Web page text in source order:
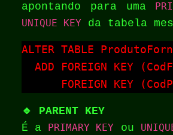
apontando para uma
UNIQUE KEY da tabela
ALTER TABLE
ADD FOREIGN KEY
FOREIGN KEY
🔹 PARENT KEY
É a
PRIMARY KEY ou